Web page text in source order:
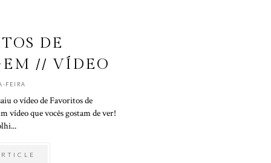
DE
// VÍDEO
FEIRA
o vídeo de Favoritos de
vídeo que vocês gostam de ver!